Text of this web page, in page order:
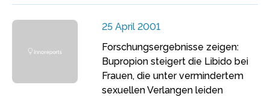
25 April 2001
Forschungsergebnisse zeigen:
Bupropion steigert die Libido bei
Frauen, die unter vermindertem
sexuellen Verlangen leiden